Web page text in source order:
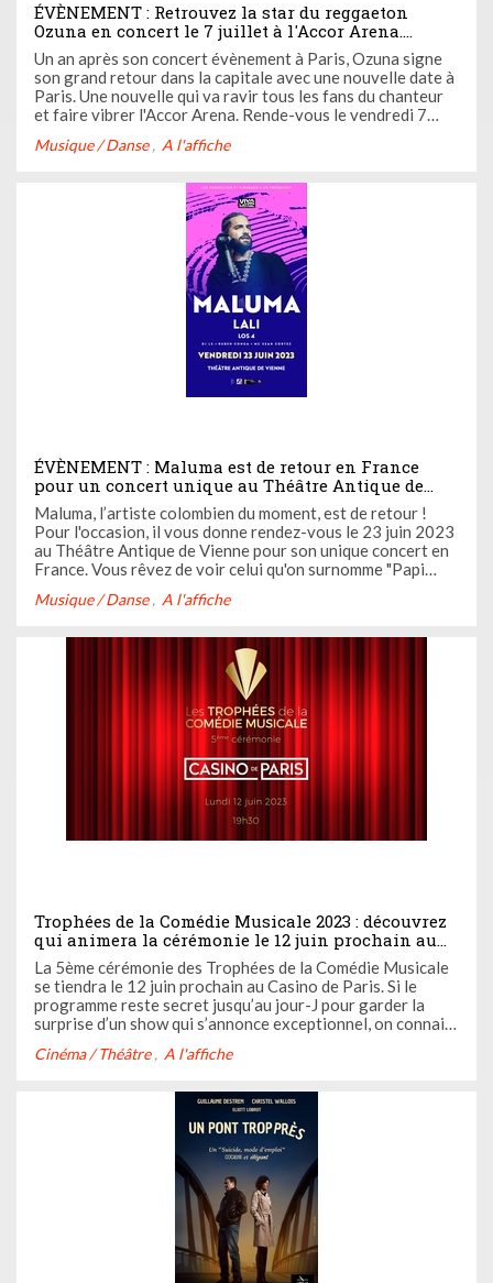
ÉVÈNEMENT : Retrouvez la star du reggaeton
Ozuna en concert le 7 juillet à l'Accor Arena.
Participez à notre jeu-concours exceptionnel pour
gagner vos invitations
Un an après son concert évènement à Paris, Ozuna signe
son grand retour dans la capitale avec une nouvelle date à
Paris. Une nouvelle qui va ravir tous les fans du chanteur
et faire vibrer l'Accor Arena. Rende-vous le vendredi 7
Casting.fr y sera pour vous dévoiler les coulisses de ...
Musique / Danse A l'affiche
ÉVÈNEMENT : Maluma est de retour en France
pour un concert unique au Théâtre Antique de
Vienne. Casting.fr vous y invite, ça vous tente ?
Alors participez à notre jeu-concours !
Maluma, l’artiste colombien du moment, est de retour !
Pour l'occasion, il vous donne rendez-vous le 23 juin 2023
au Théâtre Antique de Vienne pour son unique concert en
France. Vous rêvez de voir celui qu'on surnomme "Papi
ci-dessous et tentez de remporter vos invitations pour cet
Musique / Danse A l'affiche
Trophées de la Comédie Musicale 2023 : découvrez
qui animera la cérémonie le 12 juin prochain au
Casino de Paris
La 5ème cérémonie des Trophées de la Comédie Musicale
se tiendra le 12 juin prochain au Casino de Paris. Si le
programme reste secret jusqu’au jour-J pour garder la
surprise d’un show qui s’annonce exceptionnel, on connait
les ci-dessous, vous allez être surpris !
Cinéma / Théâtre A l'affiche